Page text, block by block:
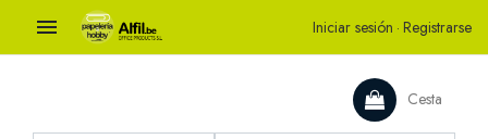
 Iniciar sesión · Registrarse
Cesta